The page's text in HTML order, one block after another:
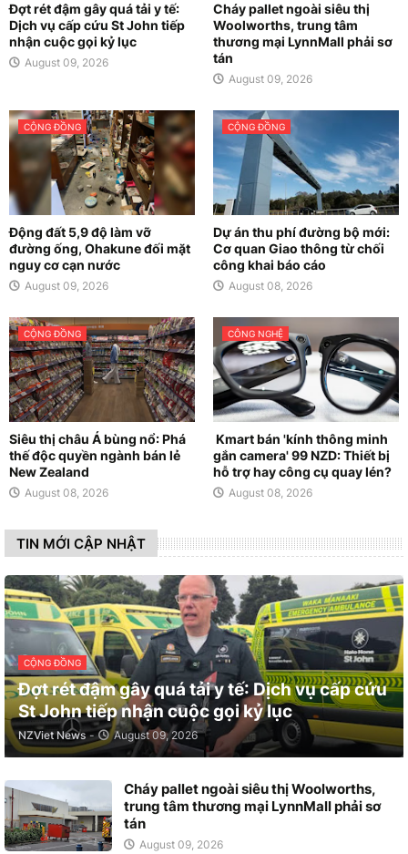
Đợt rét đậm gây quá tải y tế:
Dịch vụ cấp cứu St John tiếp
nhận cuộc gọi kỷ lục
August 09, 2026
Cháy pallet ngoài siêu thị
Woolworths, trung tâm
thương mại LynnMall phải sơ
tán
August 09, 2026
CỘNG ĐỒNG
Động đất 5,9 độ làm vỡ
đường ống, Ohakune đối mặt
nguy cơ cạn nước
August 09, 2026
CỘNG ĐỒNG
Dự án thu phí đường bộ mới:
Cơ quan Giao thông từ chối
công khai báo cáo
August 08, 2026
CỘNG ĐỒNG
Siêu thị châu Á bùng nổ: Phá
thế độc quyền ngành bán lẻ
New Zealand
August 08, 2026
CÔNG NGHỆ
Kmart bán 'kính thông minh
gắn camera' 99 NZD: Thiết bị
hỗ trợ hay công cụ quay lén?
August 08, 2026
TIN MỚI CẬP NHẬT
CỘNG ĐỒNG
Đợt rét đậm gây quá tải y tế: Dịch vụ cấp cứu
St John tiếp nhận cuộc gọi kỷ lục
NZViet News - August 09, 2026
Cháy pallet ngoài siêu thị Woolworths,
trung tâm thương mại LynnMall phải sơ
tán
August 09, 2026